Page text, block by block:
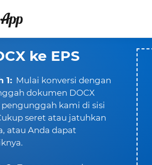
ke EPS
1: Mulai konversi dengan
dokumen DOCX
pengunggah kami di sisi
seret atau jatuhkan
atau Anda dapat